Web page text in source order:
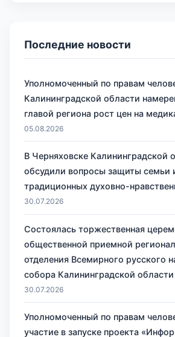
Последние новости
Уполномоченный по правам
Калининградской области
главой региона рост цен на
05.08.2026
В Черняховске Калининградской
обсудили вопросы защиты семьи
традиционных духовно-
30.07.2026
Состоялась торжественная
общественной приемной
отделения Всемирного русского
собора Калининградской области
30.07.2026
Уполномоченный по правам
участие в запуске проекта